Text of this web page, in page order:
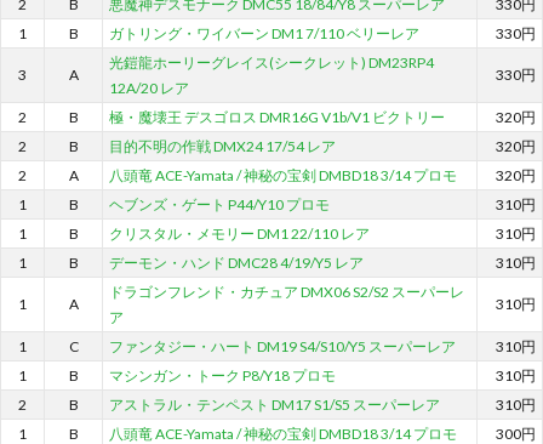
2 B 悪魔神デスモナーク DMC55 18/84/Y8 スーパーレア
330円
1
B ガトリング・ワイバーン DM1 7/110 ベリーレア 330円
3 A
光鎧龍ホーリーグレイス(シークレット) DM23RP4
12A/20 レア
330円
2 B 極・魔壊王 デスゴロス DMR16G V1b/V1 ビクトリー
320円
2
B 目的不明の作戦 DMX24 17/54 レア
320円
2
A 八頭竜 ACE-Yamata / 神秘の宝剣 DMBD18 3/14 プロモ
320円
1
B ヘブンズ・ゲート P44/Y10 プロモ
310円
1
B クリスタル・メモリー DM1 22/110 レア
310円
1
B デーモン・ハンド DMC28 4/19/Y5 レア 310円
1 A
ドラゴンフレンド・カチュア DMX06 S2/S2 スーパーレ
ア
310円
1 C ファンタジー・ハート DM19 S4/S10/Y5 スーパーレア
310円
1
B マシンガン・トーク P8/Y18 プロモ
310円
2
B アストラル・テンペスト DM17 S1/S5 スーパーレア
310円
1
B 八頭竜 ACE-Yamata / 神秘の宝剣 DMBD18 3/14 プロモ
300円